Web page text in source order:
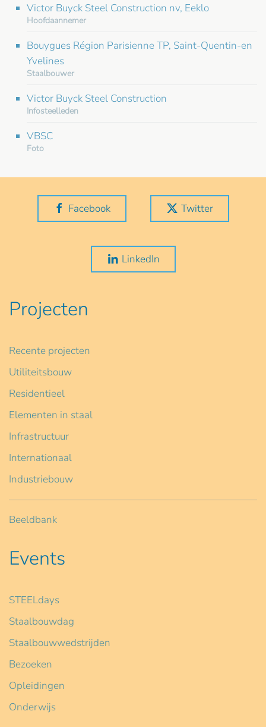
Victor Buyck Steel Construction nv, Eeklo
Hoofdaannemer
Bouygues Région Parisienne TP, Saint-Quentin-en
Yvelines
Staalbouwer
Victor Buyck Steel Construction
Infosteelleden
VBSC
Foto
Facebook Twitter
LinkedIn
Projecten
Recente projecten
Utiliteitsbouw
Residentieel
Elementen in staal
Infrastructuur
Internationaal
Industriebouw
Beeldbank
Events
STEELdays
Staalbouwdag
Staalbouwwedstrijden
Bezoeken
Opleidingen
Onderwijs